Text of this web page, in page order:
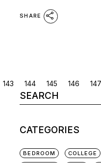
SHARE
POSTS
143 144 145 146 147
Search
for:
CATEGORIES
BEDROOM COLLEGE